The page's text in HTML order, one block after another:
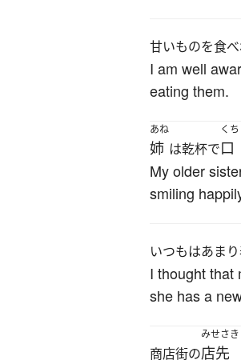
甘いものを食
I am well
eating them.
あね
姉 は乾杯で
くち
口
My older
smiling
いつもはあま
I thought that
she has a
商店街の
みせさき
店先